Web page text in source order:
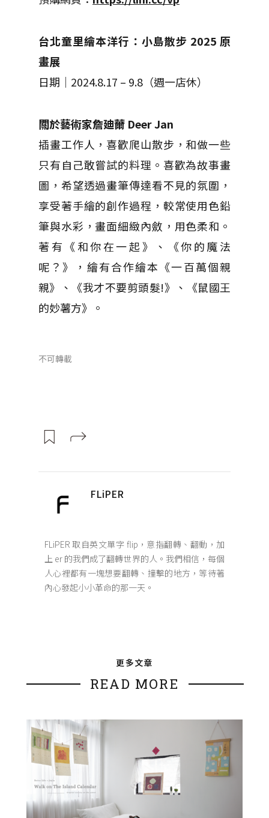
台北童里繪本洋行：小島散步 2025 原
畫展
日期｜2024.8.17 – 9.8（週一店休）
關於藝術家詹廸薾 Deer Jan
插畫工作人，喜歡爬山散步，和做一些
只有自己敢嘗試的料理。喜歡為故事畫
圖，希望透過畫筆傳達看不見的氛圍，
享受著手繪的創作過程，較常使用色鉛
筆與水彩，畫面細緻內斂，用色柔和。
著有《和你在一起》、《你的魔法
呢？》，繪有合作繪本《一百萬個親
親》、《我才不要剪頭髮!》、《鼠國王
的妙薯方》。
不可轉載
FLiPER
FLiPER 取自英文單字 flip，意指翻轉、翻動，加
上 er 的我們成了翻轉世界的人。我們相信，每個
人心裡都有一塊想要翻轉、撞擊的地方，等待著
內心發起小小革命的那一天。
更多文章
READ MORE